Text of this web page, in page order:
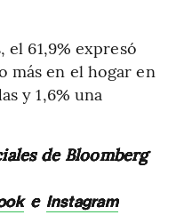
el 61,9% expresó
más en el hogar en
y 1,6% una
de Bloomberg
e Instagram